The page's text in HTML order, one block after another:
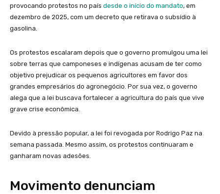
provocando protestos no país desde o início do mandato, em
dezembro de 2025, com um decreto que retirava o subsídio à
gasolina.
Os protestos escalaram depois que o governo promulgou uma lei
sobre terras que camponeses e indígenas acusam de ter como
objetivo prejudicar os pequenos agricultores em favor dos
grandes empresários do agronegócio. Por sua vez, o governo
alega que a lei buscava fortalecer a agricultura do país que vive
grave crise econômica.
Devido à pressão popular, a lei foi revogada por Rodrigo Paz na
semana passada. Mesmo assim, os protestos continuaram e
ganharam novas adesões.
Movimento denunciam